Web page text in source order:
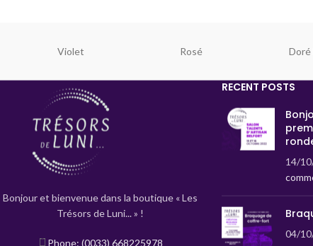
Violet Rosé Doré
Bonjour et bienvenue dans la boutique « Les
Trésors de Luni... » !
Phone: (0033) 668225978
RECENT POSTS
14/
04/